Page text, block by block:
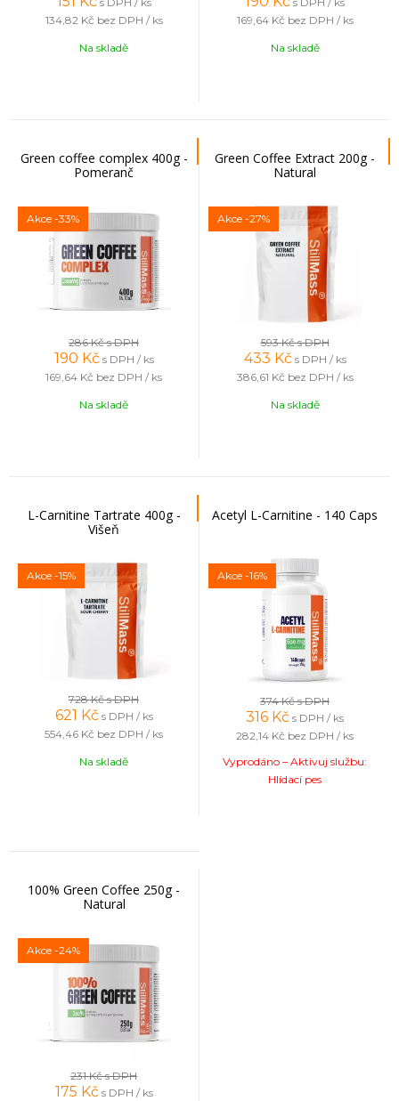
134,82 Kč bez DPH / ks
Na skladě
169,64 Kč bez DPH / ks
Na skladě
Green coffee complex 400g -
Pomeranč
Akce -33%
286 Kčs DPH
190 Kč s DPH / ks
169,64 Kč bez DPH / ks
Na skladě
Green Coffee Extract 200g -
Natural
Akce -27%
593 Kčs DPH
433 Kč s DPH / ks
386,61 Kč bez DPH / ks
Na skladě
L-Carnitine Tartrate 400g -
Višeň
Akce -15%
728 Kčs DPH
621 Kč s DPH / ks
554,46 Kč bez DPH / ks
Na skladě
Acetyl L-Carnitine - 140 Caps
Akce -16%
374 Kčs DPH
316 Kč s DPH / ks
282,14 Kč bez DPH / ks
Vyprodáno – Aktivuj službu:
Hlídací pes
100% Green Coffee 250g -
Natural
Akce -24%
231 Kčs DPH
175 Kč s DPH / ks